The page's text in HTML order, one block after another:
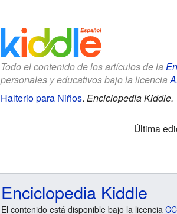
Todo el contenido de los artículos de la
personales y educativos bajo la licencia
Halterio para Niños. Enciclopedia Kiddle.
Última
Enciclopedia Kiddle
El contenido está disponible bajo la licencia